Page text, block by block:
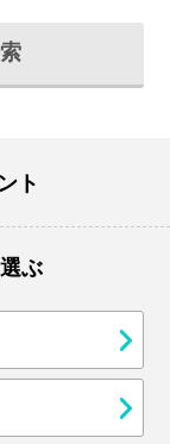
ト
ぶ